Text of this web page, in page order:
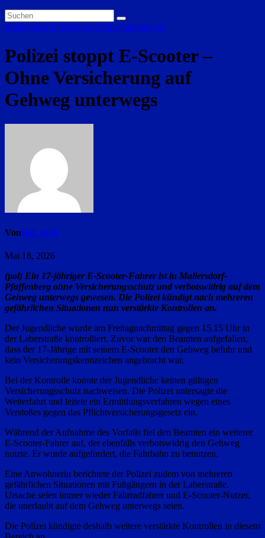
Mallersdorf-Pfaffenberg Polizeimeldungen
Polizei stoppt E-Scooter –
Ohne Versicherung auf
Gehweg unterwegs
Vonred_ra24
Mai 18, 2026
(pol) Ein 17-jähriger E-Scooter-Fahrer ist in Mallersdorf-
Pfaffenberg ohne Versicherungsschutz und verbotswidrig auf dem
Gehweg unterwegs gewesen. Die Polizei kündigt nach mehreren
gefährlichen Situationen nun verstärkte Kontrollen an.
Der Jugendliche wurde am Freitagnachmittag gegen 15.15 Uhr in
der Laberstraße kontrolliert. Zuvor war den Beamten aufgefallen,
dass der 17-Jährige mit seinem E-Scooter den Gehweg befuhr und
kein Versicherungskennzeichen angebracht war.
Bei der Kontrolle konnte der Jugendliche keinen gültigen
Versicherungsschutz nachweisen. Die Polizei untersagte die
Weiterfahrt und leitete ein Ermittlungsverfahren wegen eines
Verstoßes gegen das Pflichtversicherungsgesetz ein.
Während der Aufnahme des Vorfalls fiel den Beamten ein weiterer
E-Scooter-Fahrer auf, der ebenfalls verbotswidrig den Gehweg
nutzte. Er wurde aufgefordert, die Fahrbahn zu benutzen.
Eine Anwohnerin berichtete der Polizei zudem von mehreren
gefährlichen Situationen mit Fußgängern in der Laberstraße.
Ursache seien immer wieder Fahrradfahrer und E-Scooter-Nutzer,
die unerlaubt auf dem Gehweg unterwegs seien.
Die Polizei kündigte deshalb weitere verstärkte Kontrollen in diesem